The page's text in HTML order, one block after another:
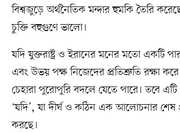
বিশ্বজুড়ে অর্থনৈতিক মন্দার হুমকি তৈরি
চুক্তি বহুগুণে ভালো।
যদি যুক্তরাষ্ট্র ও ইরানের মনের মতো একটি
এবং উভয় পক্ষ নিজেদের প্রতিশ্রুতি রক্ষা
চেহারা পুরোপুরি বদলে যেতে পারে। তবে
‘যদি’, যা দীর্ঘ ও কঠিন এক আলোচনার শেষ
করছে।